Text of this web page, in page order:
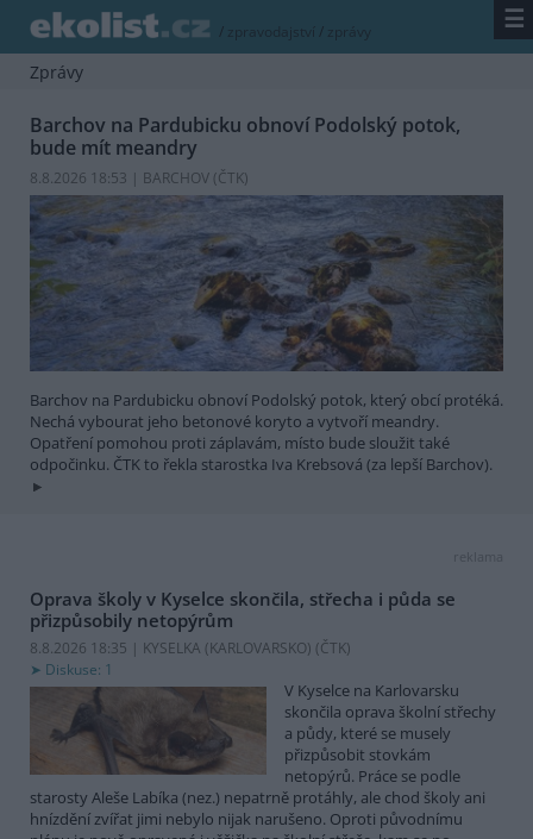
/ zpravodajství / zprávy ☰
Zprávy
Barchov na Pardubicku obnoví Podolský potok,
bude mít meandry
8.8.2026 18:53 | BARCHOV (ČTK)
Barchov na Pardubicku obnoví Podolský potok, který obcí protéká.
Nechá vybourat jeho betonové koryto a vytvoří meandry.
Opatření pomohou proti záplavám, místo bude sloužit také
odpočinku. ČTK to řekla starostka Iva Krebsová (za lepší Barchov).
reklama
Oprava školy v Kyselce skončila, střecha i půda se
přizpůsobily netopýrům
8.8.2026 18:35 | KYSELKA (KARLOVARSKO) (ČTK)
Diskuse: 1
V Kyselce na Karlovarsku
skončila oprava školní střechy
a půdy, které se musely
přizpůsobit stovkám
netopýrů. Práce se podle
starosty Aleše Labíka (nez.) nepatrně protáhly, ale chod školy ani
hnízdění zvířat jimi nebylo nijak narušeno. Oproti původnímu